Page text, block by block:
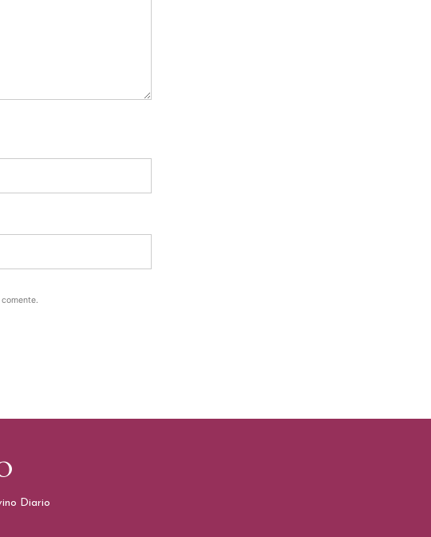
Diario